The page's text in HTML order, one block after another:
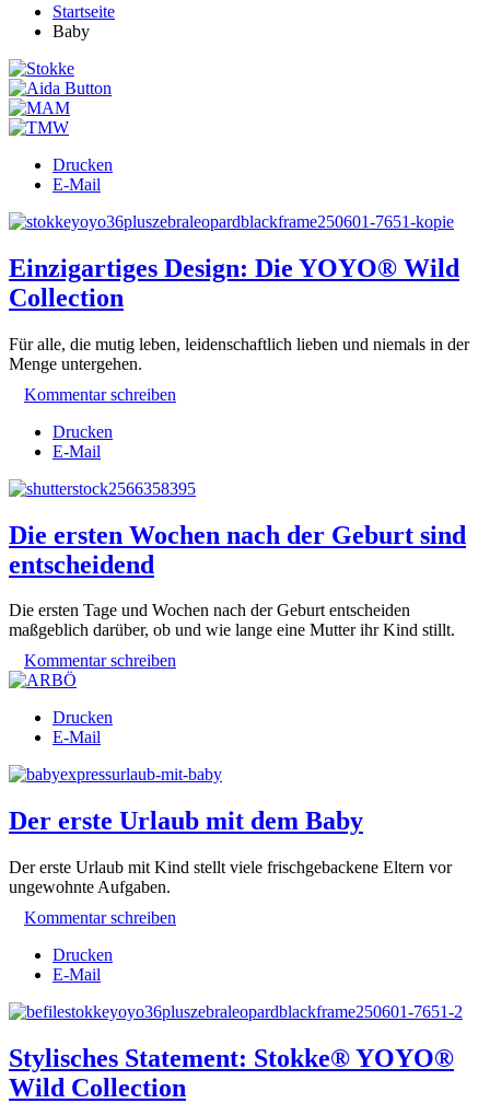
Startseite
Baby
Drucken
E-Mail
Einzigartiges Design: Die YOYO® Wild
Collection
Für alle, die mutig leben, leidenschaftlich lieben und niemals in der
Menge untergehen.
Kommentar schreiben
Drucken
E-Mail
Die ersten Wochen nach der Geburt sind
entscheidend
Die ersten Tage und Wochen nach der Geburt entscheiden
maßgeblich darüber, ob und wie lange eine Mutter ihr Kind stillt.
Kommentar schreiben
Drucken
E-Mail
Der erste Urlaub mit dem Baby
Der erste Urlaub mit Kind stellt viele frischgebackene Eltern vor
ungewohnte Aufgaben.
Kommentar schreiben
Drucken
E-Mail
Stylisches Statement: Stokke® YOYO®
Wild Collection